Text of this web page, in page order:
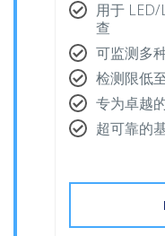
用于
查
可监测多
检测限低
专为卓越
超可靠的